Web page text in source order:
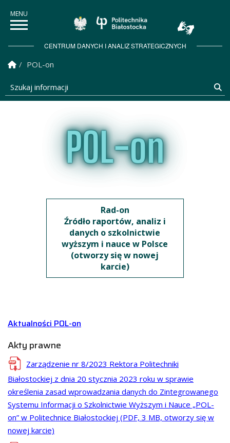
Politechnika
CENTRUM DANYCH I ANALIZ STRATEGICZNYCH
Strona Główna
POL-on
Szukaj informacji
Rad-on
Źródło raportów, analiz i
danych o szkolnictwie
wyższym i nauce w Polsce
(otworzy się w nowej
karcie)
Aktualności POL-on
Akty prawne
Zarządzenie nr 8/2023 Rektora Politechniki
Białostockiej z dnia 20 stycznia 2023 roku w sprawie
określenia zasad wprowadzania danych do Zintegrowanego
Systemu Informacji o Szkolnictwie Wyższym i Nauce „POL-
on” w Politechnice Białostockiej (PDF, 3 MB, otworzy się w
nowej karcie)